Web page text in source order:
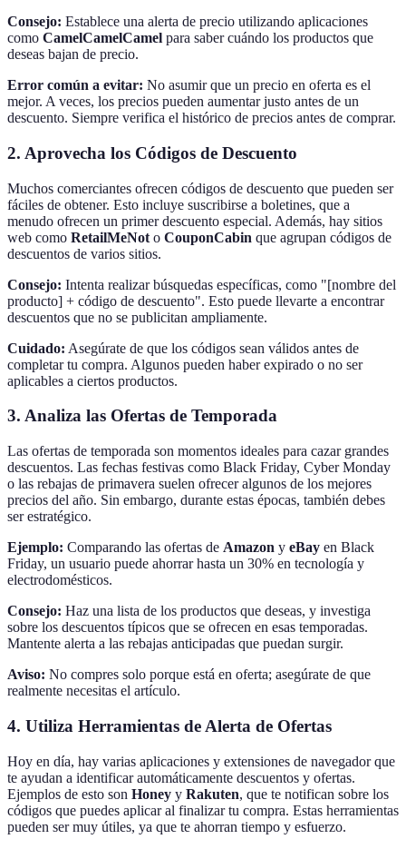
Consejo: Establece una alerta de precio utilizando aplicaciones
como CamelCamelCamel para saber cuándo los productos que
deseas bajan de precio.
Error común a evitar: No asumir que un precio en oferta es el
mejor. A veces, los precios pueden aumentar justo antes de un
descuento. Siempre verifica el histórico de precios antes de comprar.
2. Aprovecha los Códigos de Descuento
Muchos comerciantes ofrecen códigos de descuento que pueden ser
fáciles de obtener. Esto incluye suscribirse a boletines, que a
menudo ofrecen un primer descuento especial. Además, hay sitios
web como RetailMeNot o CouponCabin que agrupan códigos de
descuentos de varios sitios.
Consejo: Intenta realizar búsquedas específicas, como "[nombre del
producto] + código de descuento". Esto puede llevarte a encontrar
descuentos que no se publicitan ampliamente.
Cuidado: Asegúrate de que los códigos sean válidos antes de
completar tu compra. Algunos pueden haber expirado o no ser
aplicables a ciertos productos.
3. Analiza las Ofertas de Temporada
Las ofertas de temporada son momentos ideales para cazar grandes
descuentos. Las fechas festivas como Black Friday, Cyber Monday
o las rebajas de primavera suelen ofrecer algunos de los mejores
precios del año. Sin embargo, durante estas épocas, también debes
ser estratégico.
Ejemplo: Comparando las ofertas de Amazon y eBay en Black
Friday, un usuario puede ahorrar hasta un 30% en tecnología y
electrodomésticos.
Consejo: Haz una lista de los productos que deseas, y investiga
sobre los descuentos típicos que se ofrecen en esas temporadas.
Mantente alerta a las rebajas anticipadas que puedan surgir.
Aviso: No compres solo porque está en oferta; asegúrate de que
realmente necesitas el artículo.
4. Utiliza Herramientas de Alerta de Ofertas
Hoy en día, hay varias aplicaciones y extensiones de navegador que
te ayudan a identificar automáticamente descuentos y ofertas.
Ejemplos de esto son Honey y Rakuten, que te notifican sobre los
códigos que puedes aplicar al finalizar tu compra. Estas herramientas
pueden ser muy útiles, ya que te ahorran tiempo y esfuerzo.